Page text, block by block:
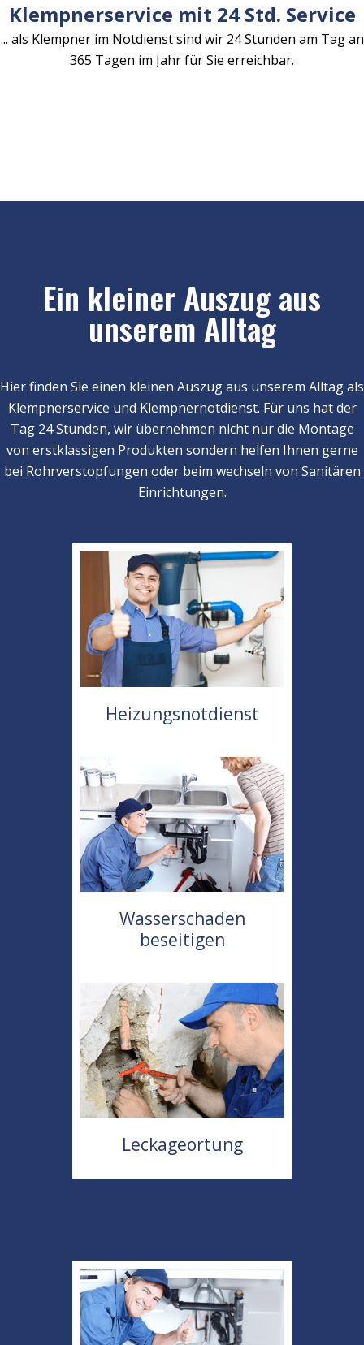
Klempnerservice mit 24 Std. Service
... als Klempner im Notdienst sind wir 24 Stunden am Tag an
365 Tagen im Jahr für Sie erreichbar.
Ein kleiner Auszug aus
unserem Alltag
Hier finden Sie einen kleinen Auszug aus unserem Alltag als
Klempnerservice und Klempnernotdienst. Für uns hat der
Tag 24 Stunden, wir übernehmen nicht nur die Montage
von erstklassigen Produkten sondern helfen Ihnen gerne
bei Rohrverstopfungen oder beim wechseln von Sanitären
Einrichtungen.
Heizungsnotdienst
Wasserschaden
beseitigen
Leckageortung